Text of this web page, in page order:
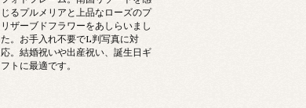
じるプルメリアと上品なローズのプ
リザーブドフラワーをあしらいまし
た。お手入れ不要でL判写真に対
応。結婚祝いや出産祝い、誕生日ギ
フトに最適です。